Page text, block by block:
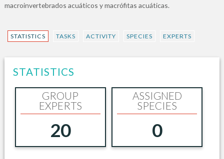
macroinvertebrados acuáticos y macrófitas acuáticas.
STATISTICS TASKS ACTIVITY SPECIES EXPERTS
STATISTICS
GROUP
EXPERTS
20
ASSIGNED
SPECIES
0